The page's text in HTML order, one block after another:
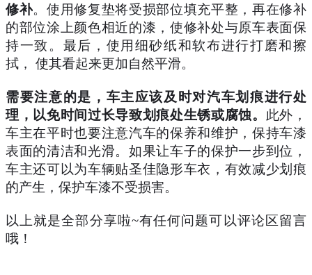
修补。使用修复垫将受损部位填充平整，再在修补
的部位涂上颜色相近的漆，使修补处与原车表面保
持一致。最后，使用细砂纸和软布进行打磨和擦
拭，
使其看起来更加自然平滑。
需要注意的是，车主应该及时对汽车划痕进行处
理，以免时间过长导致划痕处生锈或腐蚀。 此外，
车主在平时也要注意汽车的保养和维护，保持车漆
表面的清洁和光滑。如果让车子的保护一步到位，
车主还可以为车辆贴圣佳隐形车衣，有效减少划痕
的产生，保护车漆不受损害。
以上就是全部分享啦~有任何问题可以评论区留言
哦！